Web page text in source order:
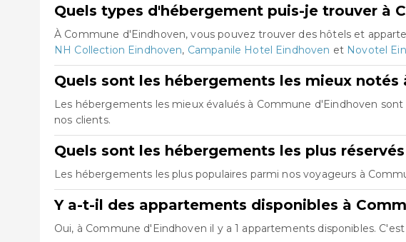
Quels types d'hébergement puis-je trouver à
À Commune d'Eindhoven, vous pouvez trouver des hôtels et
NH Collection Eindhoven, Campanile Hotel Eindhoven et Novotel
Quels sont les hébergements les mieux notés
Les hébergements les mieux évalués à Commune d'Eindhoven sont
nos clients.
Quels sont les hébergements les plus
Les hébergements les plus populaires parmi nos voyageurs à
Y a-t-il des appartements disponibles à
Oui, à Commune d'Eindhoven il y a 1 appartements disponibles.